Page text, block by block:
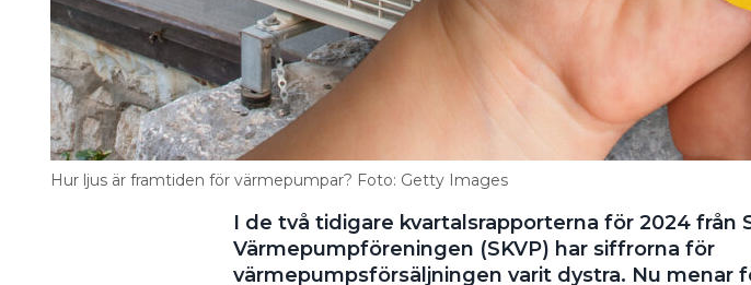
Hur ljus är framtiden för värmepumpar? Foto: Getty Images
I de två tidigare kvartalsrapporterna för 2024 från
Värmepumpföreningen (SKVP) har siffrorna för
värmepumpsförsäljningen varit dystra. Nu menar